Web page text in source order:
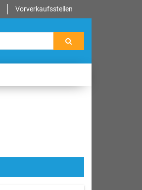
Vorverkaufsstellen